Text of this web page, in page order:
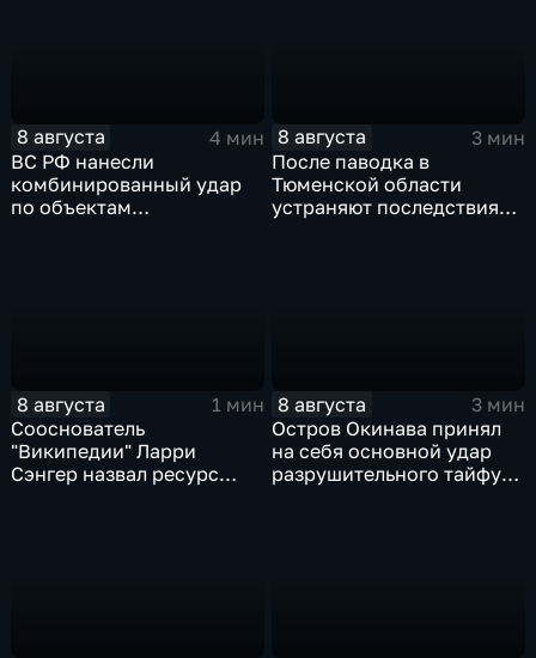
8 августа
4 мин
ВС РФ нанесли
комбинированный удар
по объектам
8 августа
3 мин
После паводка в
Тюменской области
устраняют последствия
8 августа
1 мин
Сооснователь
"Википедии" Ларри
Сэнгер назвал ресурс
8 августа
3 мин
Остров Окинава принял
на себя основной удар
разрушительного тайфуна